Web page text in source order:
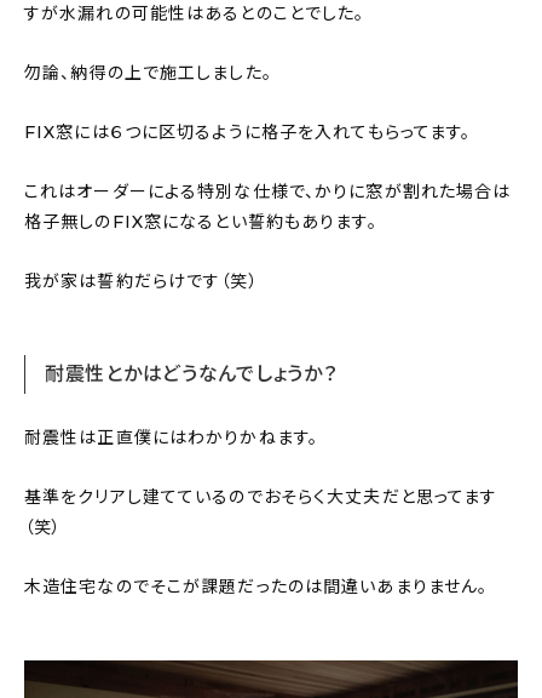
すが水漏れの可能性はあるとのことでした。
勿論、納得の上で施工しました。
FIX窓には６つに区切るように格子を入れてもらってます。
これはオーダーによる特別な仕様で、かりに窓が割れた場合は
格子無しのFIX窓になるとい誓約もあります。
我が家は誓約だらけです（笑）
耐震性とかはどうなんでしょうか？
耐震性は正直僕にはわかりかねます。
基準をクリアし建てているのでおそらく大丈夫だと思ってます
（笑）
木造住宅なのでそこが課題だったのは間違いあまりません。